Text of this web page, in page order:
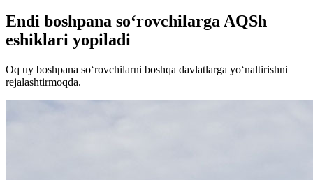
Endi boshpana so‘rovchilarga AQSh
eshiklari yopiladi
Oq uy boshpana so‘rovchilarni boshqa davlatlarga yo‘naltirishni
rejalashtirmoqda.